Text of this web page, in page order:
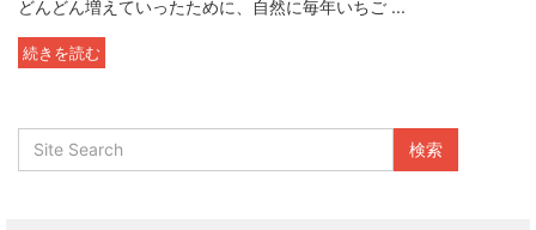
どんどん増えていったために、自然に毎年いちご ...
続きを読む